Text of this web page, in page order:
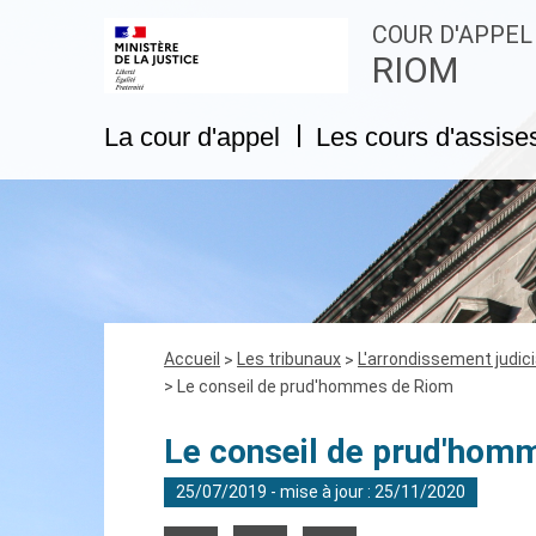
COUR
RIOM
La cour d'appel Les cours
Fil
d'Ariane
Accueil Les tribunaux
L'arrondissement
Le conseil de prud'hommes de Riom
Le conseil de
25/07/2019 - mise à jour : 25/11/2020